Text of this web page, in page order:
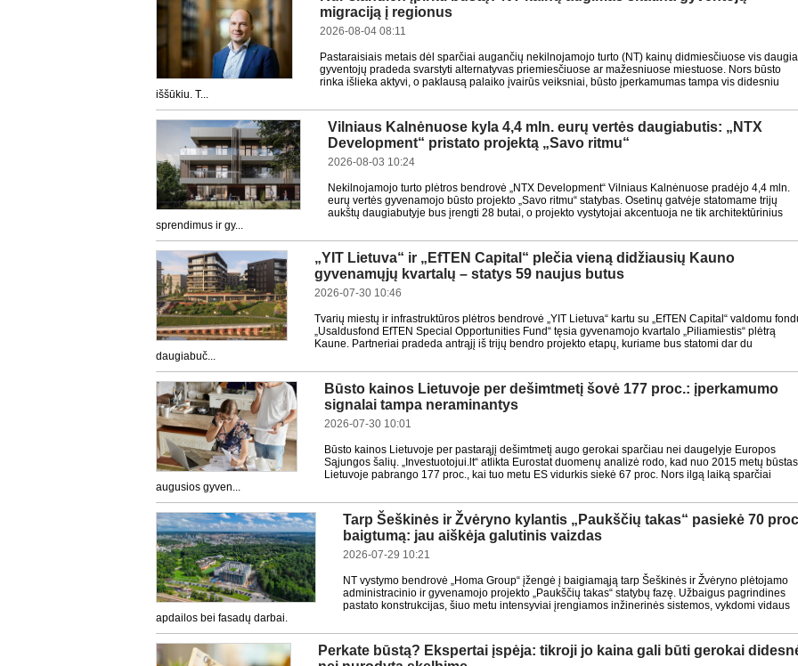
migraciją į regionus
2026-08-04 08:11
Pastaraisiais metais dėl sparčiai augančių nekilnojamojo turto (NT) kainų didmiesčiuose vis
gyventojų pradeda svarstyti alternatyvas priemiesčiuose ar mažesniuose miestuose. Nors būsto
rinka išlieka aktyvi, o paklausą palaiko įvairūs veiksniai, būsto įperkamumas tampa vis didesniu
iššūkiu. T...
Vilniaus Kalnėnuose kyla 4,4 mln. eurų vertės daugiabutis: „NTX
Development“ pristato projektą „Savo ritmu“
2026-08-03 10:24
Nekilnojamojo turto plėtros bendrovė „NTX Development“ Vilniaus Kalnėnuose pradėjo 4,4 mln.
eurų vertės gyvenamojo būsto projekto „Savo ritmu“ statybas. Osetinų gatvėje statomame trijų
aukštų daugiabutyje bus įrengti 28 butai, o projekto vystytojai akcentuoja ne tik architektūrinius
sprendimus ir gy...
„YIT Lietuva“ ir „EfTEN Capital“ plečia vieną didžiausių Kauno
gyvenamųjų kvartalų – statys 59 naujus butus
2026-07-30 10:46
Tvarių miestų ir infrastruktūros plėtros bendrovė „YIT Lietuva“ kartu su „EfTEN Capital“ valdomu
„Usaldusfond EfTEN Special Opportunities Fund“ tęsia gyvenamojo kvartalo „Piliamiestis“ plėtrą
Kaune. Partneriai pradeda antrąjį iš trijų bendro projekto etapų, kuriame bus statomi dar du
daugiabuč...
Būsto kainos Lietuvoje per dešimtmetį šovė 177 proc.: įperkamumo
signalai tampa neraminantys
2026-07-30 10:01
Būsto kainos Lietuvoje per pastarąjį dešimtmetį augo gerokai sparčiau nei daugelyje Europos
Sąjungos šalių. „Investuotojui.lt“ atlikta Eurostat duomenų analizė rodo, kad nuo 2015 metų būstas
Lietuvoje pabrango 177 proc., kai tuo metu ES vidurkis siekė 67 proc. Nors ilgą laiką sparčiai
augusios gyven...
Tarp Šeškinės ir Žvėryno kylantis „Paukščių takas“ pasiekė 70
baigtumą: jau aiškėja galutinis vaizdas
2026-07-29 10:21
NT vystymo bendrovė „Homa Group“ įžengė į baigiamąją tarp Šeškinės ir Žvėryno plėtojamo
administracinio ir gyvenamojo projekto „Paukščių takas“ statybų fazę. Užbaigus pagrindines
pastato konstrukcijas, šiuo metu intensyviai įrengiamos inžinerinės sistemos, vykdomi vidaus
apdailos bei fasadų darbai.
Perkate būstą? Ekspertai įspėja: tikroji jo kaina gali būti gerokai